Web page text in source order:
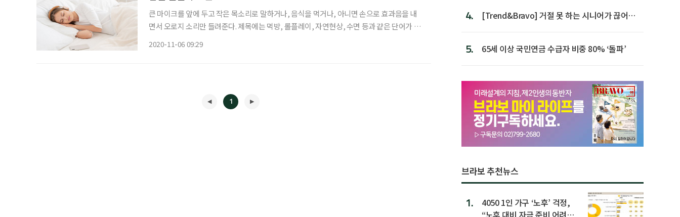
큰 마이크를 앞에 두고 작은 목소리로 말하거나, 음식을 먹거나, 아니면 손으로 효과음을 내
면서 오로지 소리만 들려준다. 제목에는 먹방, 롤플레이, 자연현상, 수면 등과 같은 단어가 달
2020-11-06 09:29
1
4.
[Trend&Bravo] 거절 못 하는 시니어가 끊어야
5. 65세 이상 국민연금 수급자 비중 80% ‘돌파’
브라보 추천뉴스
1.
4050 1인 가구 ‘노후’ 걱정,
“노후 대비 자금 준비 어려